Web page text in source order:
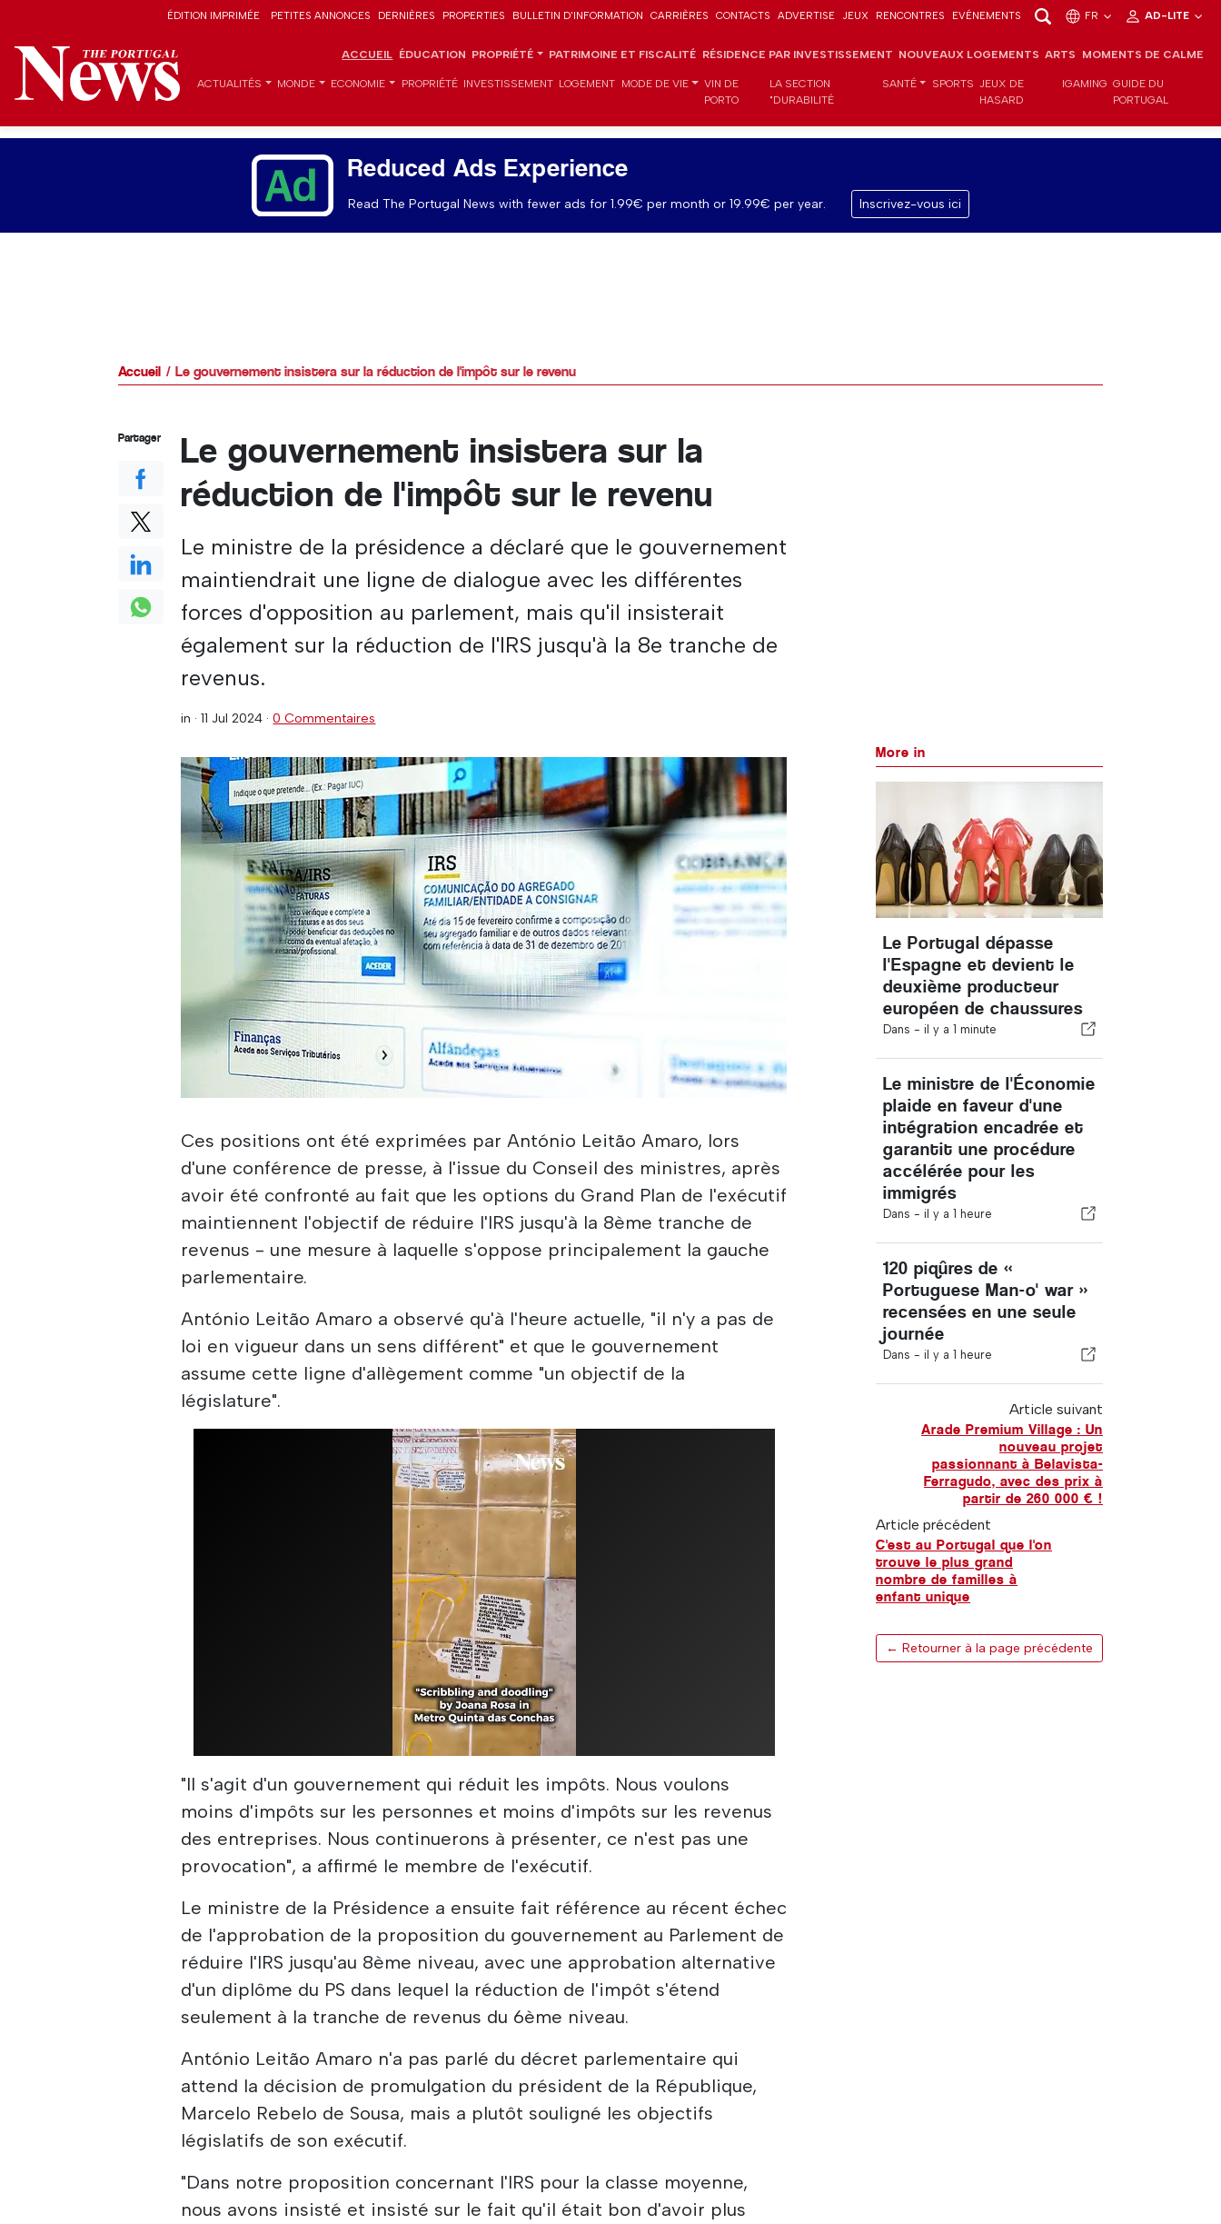
ÉDITION IMPRIMÉE PETITES ANNONCES DERNIÈRES PROPERTIES BULLETIN D'INFORMATION CARRIÈRES CONTACTS ADVERTISE JEUX RENCONTRES EVÉNEMENTS FR AD-LITE
ACCUEIL ÉDUCATION PROPRIÉTÉ PATRIMOINE ET FISCALITÉ RÉSIDENCE PAR INVESTISSEMENT NOUVEAUX LOGEMENTS ARTS MOMENTS DE CALME
ACTUALITÉS MONDE ECONOMIE PROPRIÉTÉ INVESTISSEMENT LOGEMENT MODE DE VIE
VIN DE
PORTO
LA SECTION
"DURABILITÉ
SANTÉ SPORTS JEUX DE
HASARD
IGAMING GUIDE DU
PORTUGAL
Reduced Ads Experience
Read The Portugal News with fewer ads for 1.99€ per month or 19.99€ per year. Inscrivez-vous ici
Accueil Le gouvernement insistera sur la réduction de l'impôt sur le revenu
Le gouvernement insistera sur la
réduction de l'impôt sur le revenu
Le ministre de la présidence a déclaré que le gouvernement
maintiendrait une ligne de dialogue avec les différentes
forces d'opposition au parlement, mais qu'il insisterait
également sur la réduction de l'IRS jusqu'à la 8e tranche de
revenus.
in ·11 Jul 2024 ·0 Commentaires
Ces positions ont été exprimées par António Leitão Amaro, lors
d'une conférence de presse, à l'issue du Conseil des ministres, après
avoir été confronté au fait que les options du Grand Plan de l'exécutif
maintiennent l'objectif de réduire l'IRS jusqu'à la 8ème tranche de
revenus - une mesure à laquelle s'oppose principalement la gauche
parlementaire.
António Leitão Amaro a observé qu'à l'heure actuelle, "il n'y a pas de
loi en vigueur dans un sens différent" et que le gouvernement
assume cette ligne d'allègement comme "un objectif de la
législature".
"Il s'agit d'un gouvernement qui réduit les impôts. Nous voulons
moins d'impôts sur les personnes et moins d'impôts sur les revenus
des entreprises. Nous continuerons à présenter, ce n'est pas une
provocation", a affirmé le membre de l'exécutif.
Le ministre de la Présidence a ensuite fait référence au récent échec
de l'approbation de la proposition du gouvernement au Parlement de
réduire l'IRS jusqu'au 8ème niveau, avec une approbation alternative
d'un diplôme du PS dans lequel la réduction de l'impôt s'étend
seulement à la tranche de revenus du 6ème niveau.
António Leitão Amaro n'a pas parlé du décret parlementaire qui
attend la décision de promulgation du président de la République,
Marcelo Rebelo de Sousa, mais a plutôt souligné les objectifs
législatifs de son exécutif.
"Dans notre proposition concernant l'IRS pour la classe moyenne,
nous avons insisté et insisté sur le fait qu'il était bon d'avoir plus
Partager
More in
Le Portugal dépasse
l'Espagne et devient le
deuxième producteur
européen de chaussures
Dans - il y a 1 minute
Le ministre de l'Économie
plaide en faveur d'une
intégration encadrée et
garantit une procédure
accélérée pour les
immigrés
Dans - il y a 1 heure
120 piqûres de «
Portuguese Man-o' war »
recensées en une seule
journée
Dans - il y a 1 heure
Article suivant
Arade Premium Village : Un
nouveau projet
passionnant à Belavista-
Ferragudo, avec des prix à
partir de 260 000 € !
Article précédent
C'est au Portugal que l'on
trouve le plus grand
nombre de familles à
enfant unique
← Retourner à la page précédente